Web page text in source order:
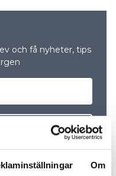
Om
och få nyheter, tips